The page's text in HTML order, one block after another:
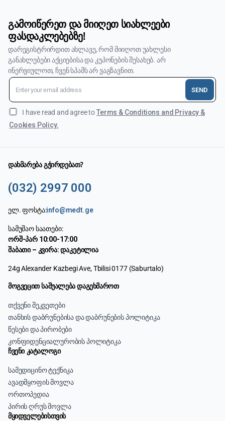
გამოიწერეთ და მიიღეთ სიახლეები
ფასდაკლებებზე!
დარეგისტრირდით ახლავე, რომ მიიღოთ უახლესი
განახლებები აქციებისა და კუპონების შესახებ. არ
ინერვიულოთ, ჩვენ სპამს არ ვაგზავნით.
SEND
I have read and agree toTerms & Conditions and Privacy &
Cookies Policy.
დახმარება გჭირდებათ?
(032) 2997 000
ელ. ფოსტა:info@medt.ge
სამუშაო საათები:
ორშ-პარ 10:00-17:00
შაბათი – კვირა: დაკეტილია
24g Alexander Kazbegi Ave, Tbilisi 0177 (Saburtalo)
მოგვეცით საშუალება დაგეხმაროთ
თქვენი შეკვეთები
თანხის დაბრუნებისა და დაბრუნების პოლიტიკა
წესები და პირობები
კონფიდენციალურობის პოლიტიკა
ჩვენი კატალოგი
სამედიცინო ტექნიკა
ავადმყოფის მოვლა
ორთოპედია
პირის ღრუს მოვლა
მყიდველებისთვის